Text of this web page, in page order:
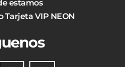
estamos
Tarjeta VIP NEON